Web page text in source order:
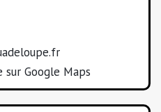
sur Google Maps